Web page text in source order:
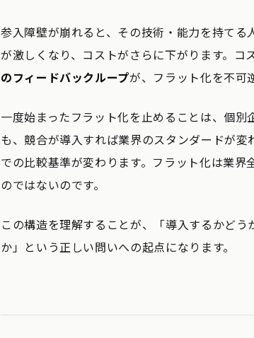
参入障壁が崩れると、その技術・能力を持て
が激しくなり、コストがさらに下がります。
のフィードバックループが、フラット化を不可
一度始まったフラット化を止めることは、個
も、競合が導入すれば業界のスタンダードが
での比較基準が変わります。フラット化は業
のではないのです。
この構造を理解することが、「導入するかど
か」という正しい問いへの起点になります。